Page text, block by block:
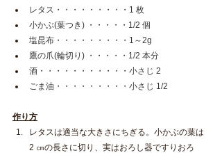
レタス・・・・・・・・・1 枚
小かぶ(葉つき) ・・・・・1/2 個
塩昆布・・・・・・・・・1～2g
鷹の爪(輪切り) ・・・・・1/2 本分
酒・・・・・・・・・・・小さじ 2
ごま油・・・・・・・・・小さじ 1/2
作り方
レタスは適当な大きさにちぎる。小かぶの葉は
2 ㎝の長さに切り、実はおろし器ですりおろ